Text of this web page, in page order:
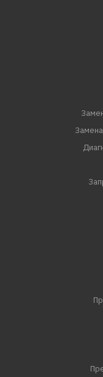
Toyota Sienna,
GGH30W, GGH35,
Toyota Venza,